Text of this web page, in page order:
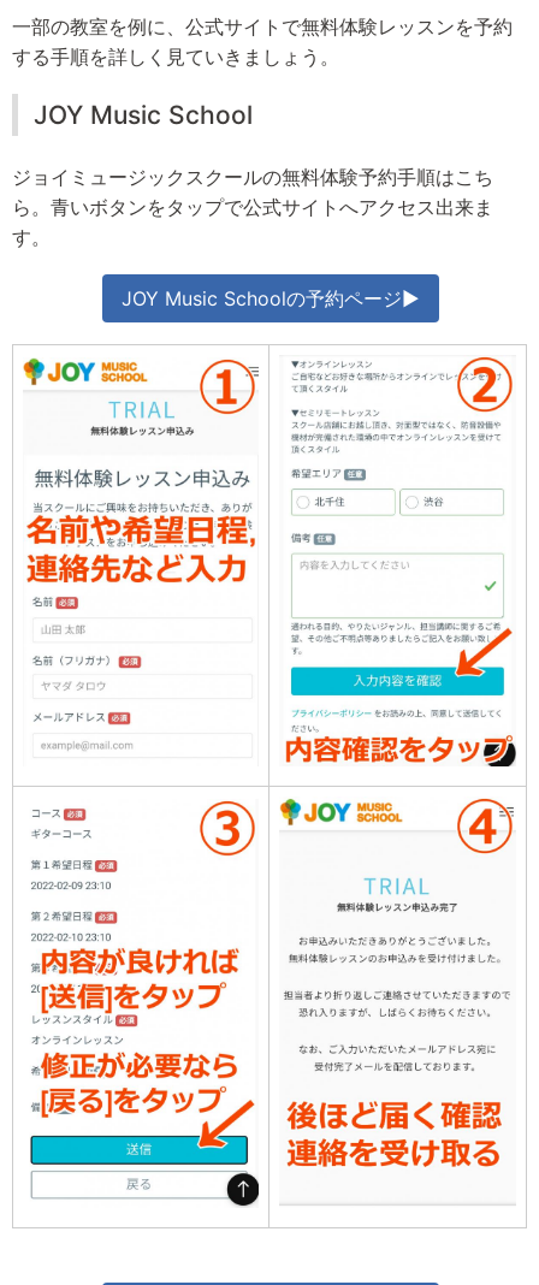
一部の教室を例に、公式サイトで無料体験レッスンを予約
する手順を詳しく見ていきましょう。
JOY Music School
ジョイミュージックスクールの無料体験予約手順はこち
ら。青いボタンをタップで公式サイトへアクセス出来ま
す。
JOY Music Schoolの予約ページ▶